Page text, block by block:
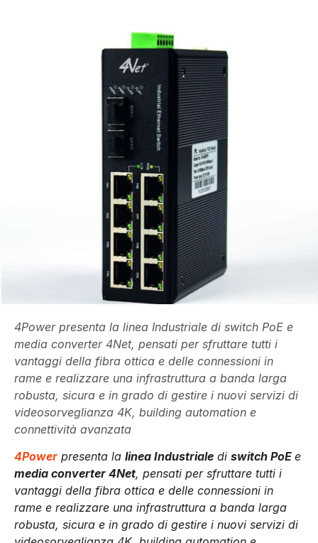
4Power presenta la linea Industriale di switch PoE e
media converter 4Net, pensati per sfruttare tutti i
vantaggi della fibra ottica e delle connessioni in
rame e realizzare una infrastruttura a banda larga
robusta, sicura e in grado di gestire i nuovi servizi di
videosorveglianza 4K, building automation e
connettività avanzata
4Power presenta la linea Industriale di switch PoE e
media converter 4Net, pensati per sfruttare tutti i
vantaggi della fibra ottica e delle connessioni in
rame e realizzare una infrastruttura a banda larga
robusta, sicura e in grado di gestire i nuovi servizi di